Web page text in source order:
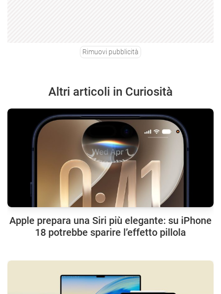
Rimuovi pubblicità
Altri articoli in Curiosità
Apple prepara una Siri più elegante: su iPhone
18 potrebbe sparire l’effetto pillola